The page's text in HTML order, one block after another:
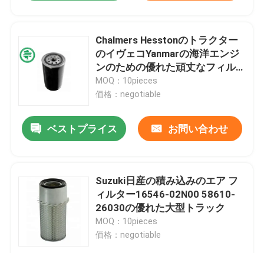
Chalmers Hesstonのトラクター
のイヴェコYanmarの海洋エンジ
ンのための優れた頑丈なフィル
ターW1170
MOQ：10pieces
価格：negotiable
ベストプライス お問い合わせ
Suzuki日産の積み込みのエア フ
ィルター16546-02N00 58610-
26030の優れた大型トラック
MOQ：10pieces
価格：negotiable